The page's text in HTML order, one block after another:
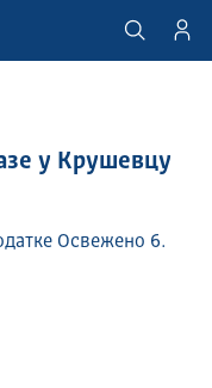
у Крушевцу
Освежено 6.